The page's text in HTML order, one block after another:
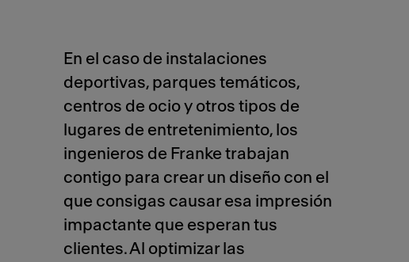
En el caso de instalaciones
deportivas, parques temáticos,
centros de ocio y otros tipos de
lugares de entretenimiento, los
ingenieros de Franke trabajan
contigo para crear un diseño con el
que consigas causar esa impresión
impactante que esperan tus
clientes. Al optimizar las